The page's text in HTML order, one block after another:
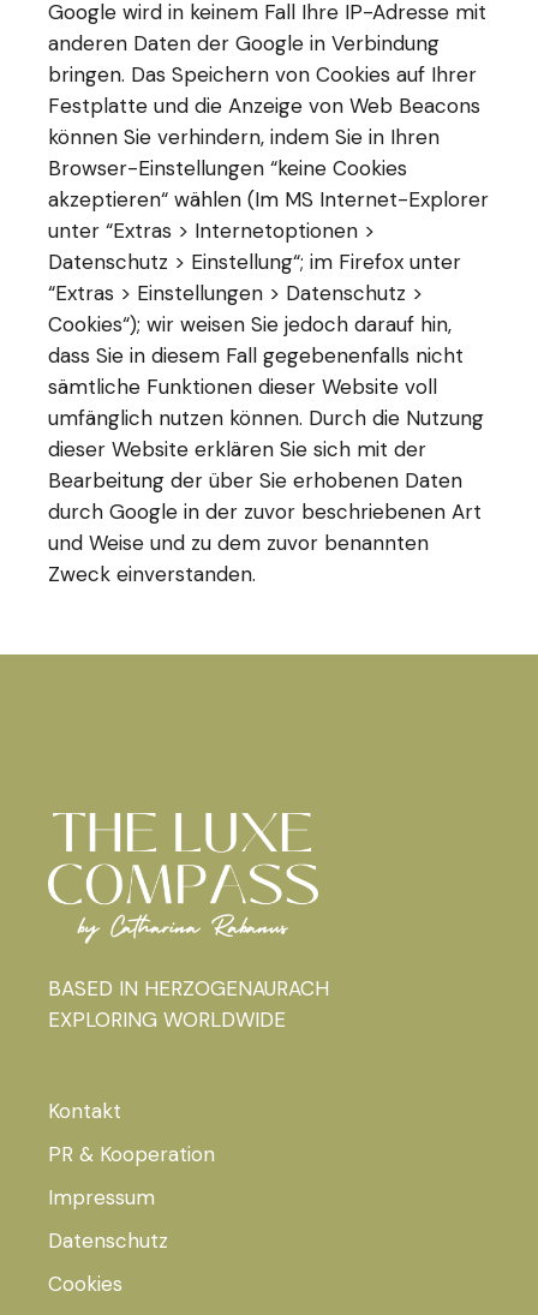
Google wird in keinem Fall Ihre IP-Adresse mit
anderen Daten der Google in Verbindung
bringen. Das Speichern von Cookies auf Ihrer
Festplatte und die Anzeige von Web Beacons
können Sie verhindern, indem Sie in Ihren
Browser-Einstellungen “keine Cookies
akzeptieren“ wählen (Im MS Internet-Explorer
unter “Extras > Internetoptionen >
Datenschutz > Einstellung“; im Firefox unter
“Extras > Einstellungen > Datenschutz >
Cookies“); wir weisen Sie jedoch darauf hin,
dass Sie in diesem Fall gegebenenfalls nicht
sämtliche Funktionen dieser Website voll
umfänglich nutzen können. Durch die Nutzung
dieser Website erklären Sie sich mit der
Bearbeitung der über Sie erhobenen Daten
durch Google in der zuvor beschriebenen Art
und Weise und zu dem zuvor benannten
Zweck einverstanden.
BASED IN HERZOGENAURACH
EXPLORING WORLDWIDE
Kontakt
PR & Kooperation
Impressum
Datenschutz
Cookies